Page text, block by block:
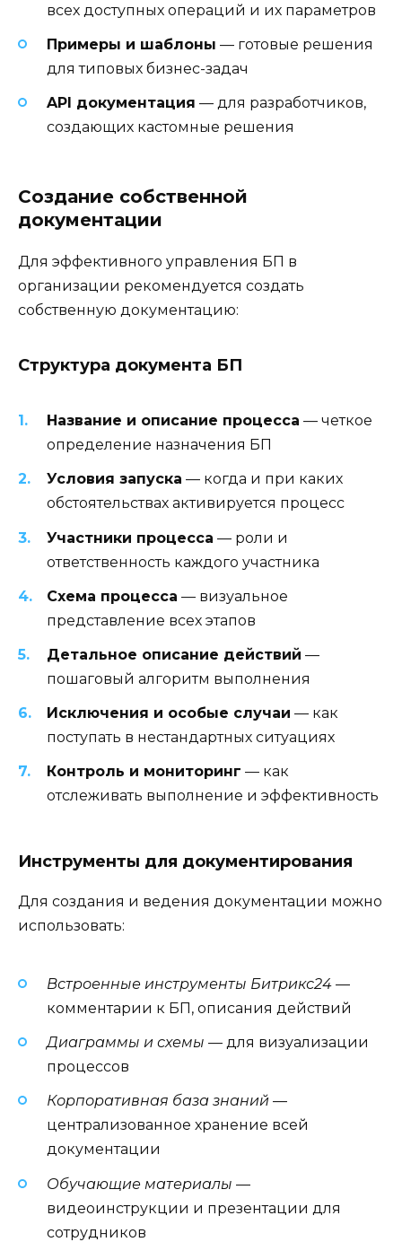
всех доступных операций и их параметров
Примеры и шаблоны — готовые решения
для типовых бизнес-задач
API документация — для разработчиков,
создающих кастомные решения
Создание собственной
документации
Для эффективного управления БП в
организации рекомендуется создать
собственную документацию:
Структура документа БП
Название и описание процесса — четкое
определение назначения БП
Условия запуска — когда и при каких
обстоятельствах активируется процесс
Участники процесса — роли и
ответственность каждого участника
Схема процесса — визуальное
представление всех этапов
Детальное описание действий —
пошаговый алгоритм выполнения
Исключения и особые случаи — как
поступать в нестандартных ситуациях
Контроль и мониторинг — как
отслеживать выполнение и эффективность
Инструменты для документирования
Для создания и ведения документации можно
использовать:
Встроенные инструменты Битрикс24 —
комментарии к БП, описания действий
Диаграммы и схемы — для визуализации
процессов
Корпоративная база знаний —
централизованное хранение всей
документации
Обучающие материалы —
видеоинструкции и презентации для
сотрудников